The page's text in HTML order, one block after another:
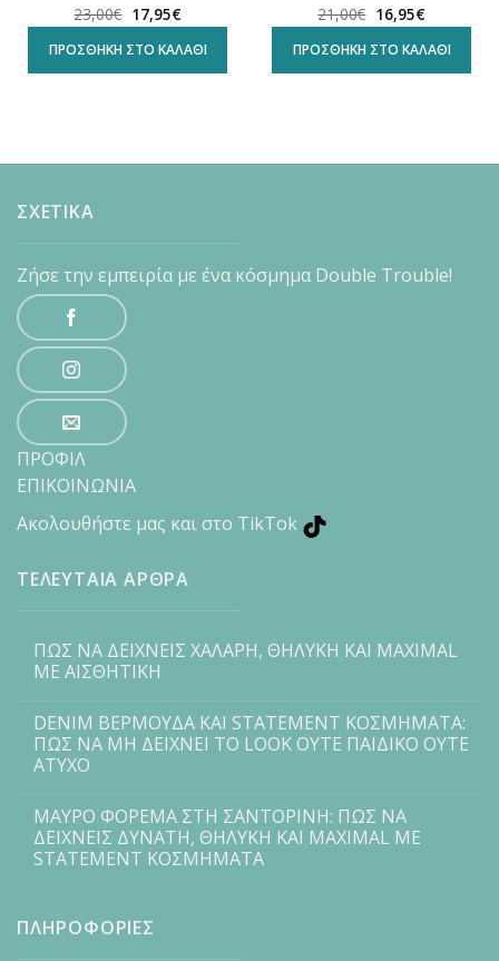
23,00€ Original
price
was:
23,00€.
17,95€Η
τρέχουσα
τιμή
είναι:
17,95€.
ΠΡΟΣΘΉΚΗ ΣΤΟ ΚΑΛΆΘΙ
21,00€ Original
price
was:
21,00€.
16,95€Η
τρέχουσα
τιμή
είναι:
16,95€.
ΠΡΟΣΘΉΚΗ ΣΤΟ ΚΑΛΆΘΙ
ΣΧΕΤΙΚΑ
Ζήσε την εμπειρία με ένα κόσμημα Double Trouble!
ΠΡΟΦΙΛ
ΕΠΙΚΟΙΝΩΝΙΑ
Ακολουθήστε μας και στο TikTok
ΤΕΛΕΥΤΑΙΑ ΑΡΘΡΑ
ΠΩΣ ΝΑ ΔΕΙΧΝΕΙΣ ΧΑΛΑΡΗ, ΘΗΛΥΚΗ ΚΑΙ MAXIMAL
ΜΕ ΑΙΣΘΗΤΙΚΗ
DENIM ΒΕΡΜΟΥΔΑ ΚΑΙ STATEMENT ΚΟΣΜΗΜΑΤΑ:
ΠΩΣ ΝΑ ΜΗ ΔΕΙΧΝΕΙ ΤΟ LOOK ΟΥΤΕ ΠΑΙΔΙΚΟ ΟΥΤΕ
ΑΤΥΧΟ
ΜΑΥΡΟ ΦΟΡΕΜΑ ΣΤΗ ΣΑΝΤΟΡΙΝΗ: ΠΩΣ ΝΑ
ΔΕΙΧΝΕΙΣ ΔΥΝΑΤΗ, ΘΗΛΥΚΗ ΚΑΙ MAXIMAL ΜΕ
STATEMENT ΚΟΣΜΗΜΑΤΑ
ΠΛΗΡΟΦΟΡΙΕΣ